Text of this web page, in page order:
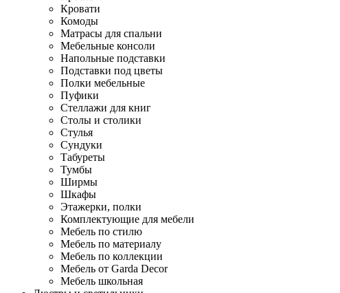
Кровати
Комоды
Матрасы для спальни
Мебельные консоли
Напольные подставки
Подставки под цветы
Полки мебельные
Пуфики
Стеллажи для книг
Столы и столики
Стулья
Сундуки
Табуреты
Тумбы
Ширмы
Шкафы
Этажерки, полки
Комплектующие для мебели
Мебель по стилю
Мебель по материалу
Мебель по коллекции
Мебель от Garda Decor
Мебель школьная